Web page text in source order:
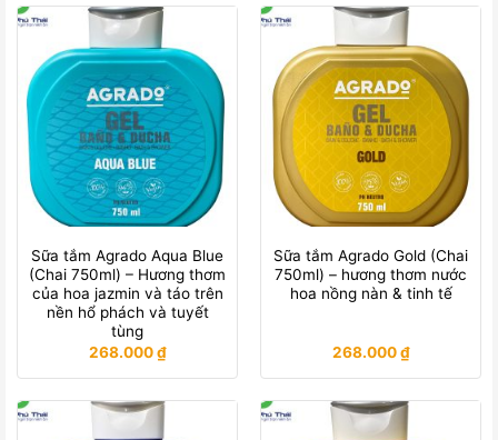
Sữa tắm Agrado Aqua Blue
(Chai 750ml) – Hương thơm
của hoa jazmin và táo trên
nền hổ phách và tuyết
tùng
268.000₫
Sữa tắm Agrado Gold (Chai
750ml) – hương thơm nước
hoa nồng nàn & tinh tế
268.000₫